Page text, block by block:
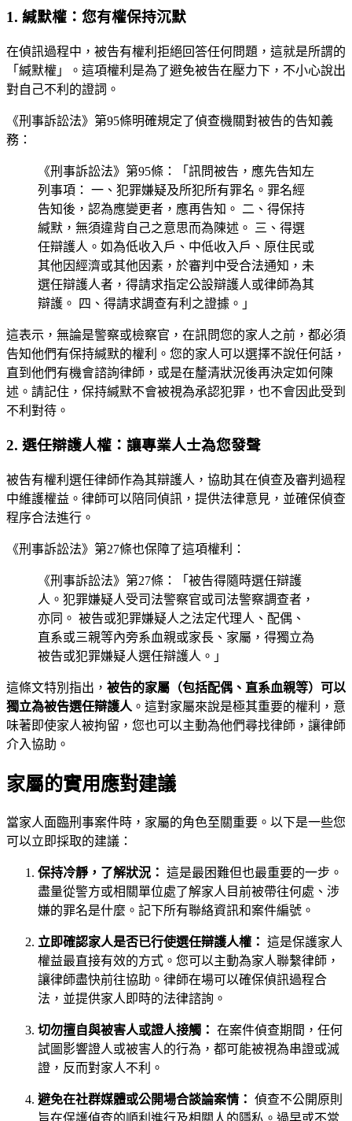
1. 緘默權：您有權保持沉默
在偵訊過程中，被告有權利拒絕回答任何問題，這就是所謂的
「緘默權」。這項權利是為了避免被告在壓力下，不小心說出
對自己不利的證詞。
《刑事訴訟法》第95條明確規定了偵查機關對被告的告知義
務：
《刑事訴訟法》第95條：「訊問被告，應先告知左
列事項： 一、犯罪嫌疑及所犯所有罪名。罪名經
告知後，認為應變更者，應再告知。 二、得保持
緘默，無須違背自己之意思而為陳述。 三、得選
任辯護人。如為低收入戶、中低收入戶、原住民或
其他因經濟或其他因素，於審判中受合法通知，未
選任辯護人者，得請求指定公設辯護人或律師為其
辯護。 四、得請求調查有利之證據。」
這表示，無論是警察或檢察官，在訊問您的家人之前，都必須
告知他們有保持緘默的權利。您的家人可以選擇不說任何話，
直到他們有機會諮詢律師，或是在釐清狀況後再決定如何陳
述。請記住，保持緘默不會被視為承認犯罪，也不會因此受到
不利對待。
2. 選任辯護人權：讓專業人士為您發聲
被告有權利選任律師作為其辯護人，協助其在偵查及審判過程
中維護權益。律師可以陪同偵訊，提供法律意見，並確保偵查
程序合法進行。
《刑事訴訟法》第27條也保障了這項權利：
《刑事訴訟法》第27條：「被告得隨時選任辯護
人。犯罪嫌疑人受司法警察官或司法警察調查者，
亦同。 被告或犯罪嫌疑人之法定代理人、配偶、
直系或三親等內旁系血親或家長、家屬，得獨立為
被告或犯罪嫌疑人選任辯護人。」
這條文特別指出， 被告的家屬（包括配偶、直系血親等）可以
獨立為被告選任辯護人 。這對家屬來說是極其重要的權利，意
味著即使家人被拘留，您也可以主動為他們尋找律師，讓律師
介入協助。
家屬的實用應對建議
當家人面臨刑事案件時，家屬的角色至關重要。以下是一些您
可以立即採取的建議：
保持冷靜，了解狀況： 這是最困難但也最重要的一步。
盡量從警方或相關單位處了解家人目前被帶往何處、涉
嫌的罪名是什麼。記下所有聯絡資訊和案件編號。
立即確認家人是否已行使選任辯護人權： 這是保護家人
權益最直接有效的方式。您可以主動為家人聯繫律師，
讓律師盡快前往協助。律師在場可以確保偵訊過程合
法，並提供家人即時的法律諮詢。
切勿擅自與被害人或證人接觸： 在案件偵查期間，任何
試圖影響證人或被害人的行為，都可能被視為串證或滅
證，反而對家人不利。
避免在社群媒體或公開場合談論案情： 偵查不公開原則
旨在保護偵查的順利進行及相關人的隱私。過早或不當